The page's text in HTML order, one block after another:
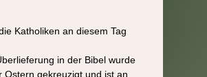
Katholiken an diesem Tag
in der Bibel wurde
Ostern gekreuzigt und ist an